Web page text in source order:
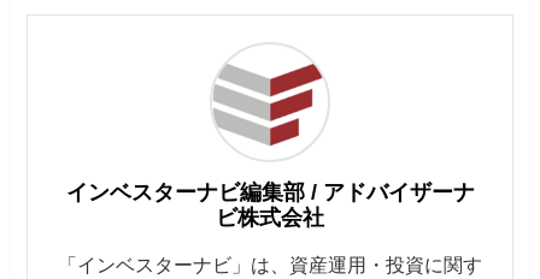
インベスターナビ編集部 / アドバイザーナ
ビ株式会社
「インベスターナビ」は、資産運用・投資に関す